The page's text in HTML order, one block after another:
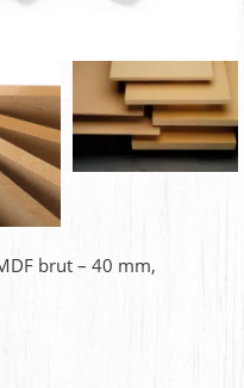
brut – 40 mm,